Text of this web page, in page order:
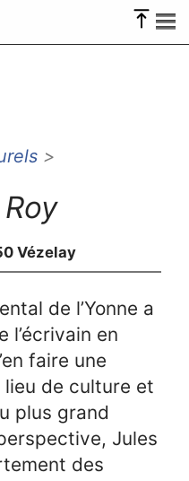
>
Vézelay
de l’Yonne a
l’écrivain en
faire une
lieu de culture et
plus grand
Jules
des